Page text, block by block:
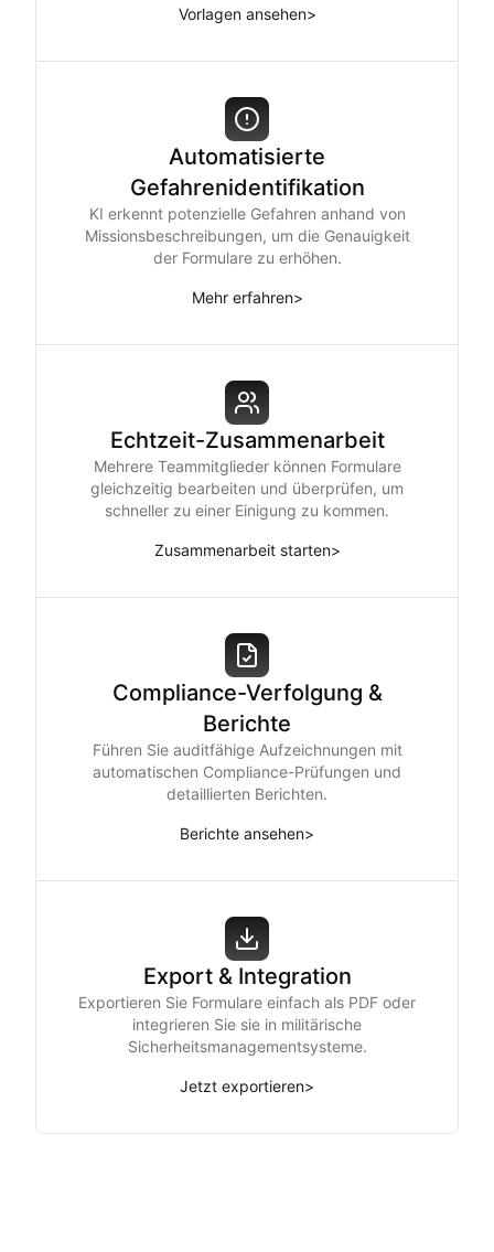
Vorlagen ansehen>
Automatisierte
Gefahrenidentifikation
KI erkennt potenzielle Gefahren anhand von
Missionsbeschreibungen, um die Genauigkeit
der Formulare zu erhöhen.
Mehr erfahren>
Echtzeit-Zusammenarbeit
Mehrere Teammitglieder können Formulare
gleichzeitig bearbeiten und überprüfen, um
schneller zu einer Einigung zu kommen.
Zusammenarbeit starten>
Compliance-Verfolgung &
Berichte
Führen Sie auditfähige Aufzeichnungen mit
automatischen Compliance-Prüfungen und
detaillierten Berichten.
Berichte ansehen>
Export & Integration
Exportieren Sie Formulare einfach als PDF oder
integrieren Sie sie in militärische
Sicherheitsmanagementsysteme.
Jetzt exportieren>